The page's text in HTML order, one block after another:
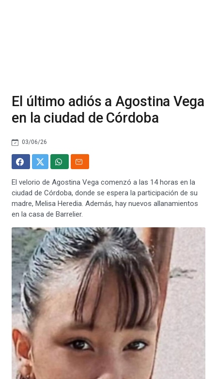
El último adiós a Agostina Vega
en la ciudad de Córdoba
03/06/26
El velorio de Agostina Vega comenzó a las 14 horas en la
ciudad de Córdoba, donde se espera la participación de su
madre, Melisa Heredia. Además, hay nuevos allanamientos
en la casa de Barrelier.